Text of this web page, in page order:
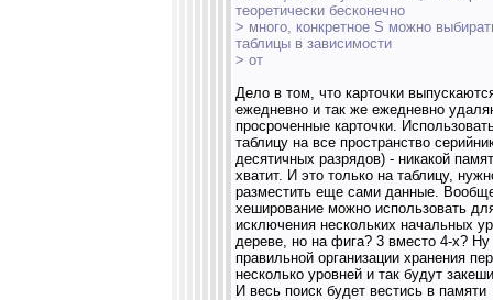
теоретически бесконечно
> много, конкретное S можно
таблицы в зависимости
> от
Дело в том, что карточки
ежедневно и так же ежедневно
просроченные карточки.
таблицу на все пространство
десятичных разрядов) - никакой
хватит. И это только на таблицу,
разместить еще сами данные.
хеширование можно использовать
исключения нескольких начальных
дереве, но на фига? 3 вместо 4-х?
правильной организации хранения
несколько уровней и так будут
И весь поиск будет вестись в памяти